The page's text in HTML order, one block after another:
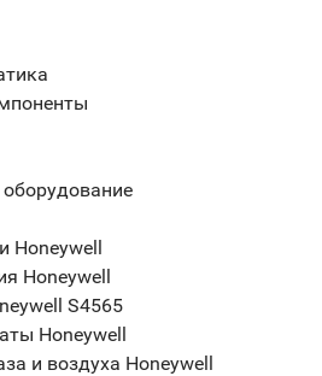
Honeywell
Honeywell
S4565
Honeywell
и воздуха Honeywell